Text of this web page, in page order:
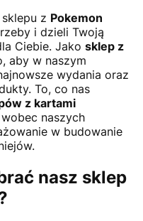
z Pokemon
i dzieli Twoją
Ciebie. Jako sklep z
aby w naszym
wydania oraz
To, co nas
z kartami
naszych
w budowanie
nasz sklep